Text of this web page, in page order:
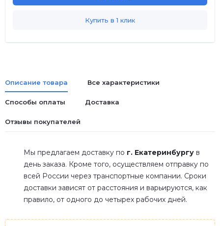
Купить в 1 клик
Описание товара Все характеристики
Способы оплаты Доставка
Отзывы покупателей
Мы предлагаем доставку по г. Екатеринбургу в
день заказа. Кроме того, осуществляем отправку по
всей России через транспортные компании. Сроки
доставки зависят от расстояния и варьируются, как
правило, от одного до четырех рабочих дней.